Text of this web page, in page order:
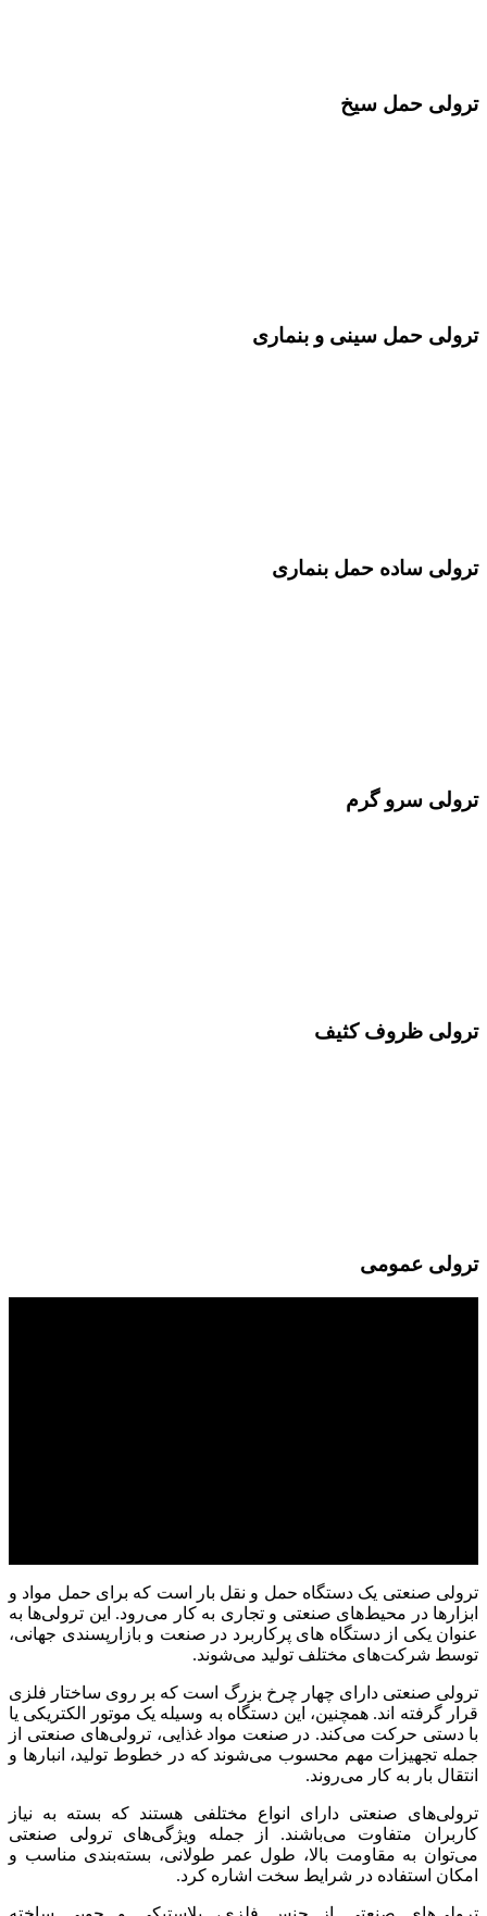
ترولی حمل سیخ
ترولی حمل سینی و بنماری
ترولی ساده حمل بنماری
ترولی سرو گرم
ترولی ظروف کثیف
ترولی عمومی
ترولی صنعتی یک دستگاه حمل و نقل بار است که برای حمل مواد و
ابزارها در محیط‌های صنعتی و تجاری به کار می‌رود. این ترولی‌ها به
عنوان یکی از دستگاه های پرکاربرد در صنعت و بازارپسندی جهانی،
توسط شرکت‌های مختلف تولید می‌شوند.
ترولی صنعتی دارای چهار چرخ بزرگ است که بر روی ساختار فلزی
قرار گرفته اند. همچنین، این دستگاه به وسیله یک موتور الکتریکی یا
با دستی حرکت می‌کند. در صنعت مواد غذایی، ترولی‌های صنعتی از
جمله تجهیزات مهم محسوب می‌شوند که در خطوط تولید، انبارها و
انتقال بار به کار می‌روند.
ترولی‌های صنعتی دارای انواع مختلفی هستند که بسته به نیاز
کاربران متفاوت می‌باشند. از جمله ویژگی‌های ترولی صنعتی
می‌توان به مقاومت بالا، طول عمر طولانی، بسته‌بندی مناسب و
امکان استفاده در شرایط سخت اشاره کرد.